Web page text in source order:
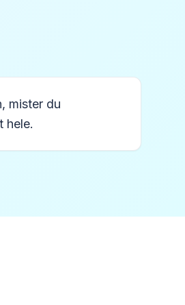
mister du
hele.